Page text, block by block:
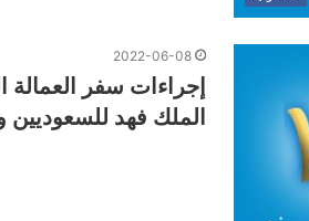
2022-06-08
إجراءات سفر العمالة
الملك فهد للسعوديين